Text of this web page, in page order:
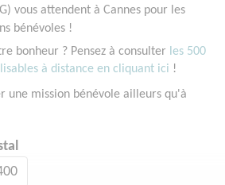
vous attendent à Cannes pour les
bénévoles !
bonheur ? Pensez à consulter les 500
à distance en cliquant ici !
une mission bénévole ailleurs qu'à